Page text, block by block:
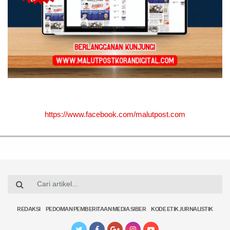
https://www.facebook.com/malutpost.com
REDAKSI PEDOMAN PEMBERITAAN MEDIA SIBER KODE ETIK JURNALISTIK